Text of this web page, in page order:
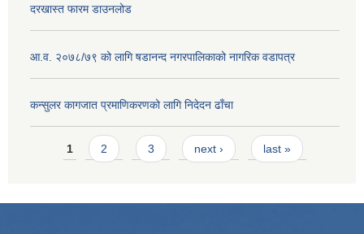
दरखास्त फारम डाउनलोड
आ.व. २०७८/७९ को लागि षडानन्द नगरपालिकाको नागरिक वडापत्र
कन्सुलर कागजात प्रमाणिकरणको लागि निदेदन ढाँचा
Pages
1 2 3 next › last »